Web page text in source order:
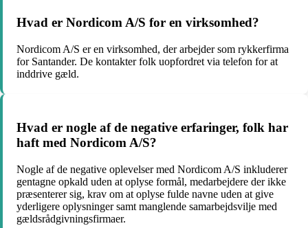
Hvad er Nordicom A/S for en virksomhed?
Nordicom A/S er en virksomhed, der arbejder som rykkerfirma
for Santander. De kontakter folk uopfordret via telefon for at
inddrive gæld.
Hvad er nogle af de negative erfaringer, folk har
haft med Nordicom A/S?
Nogle af de negative oplevelser med Nordicom A/S inkluderer
gentagne opkald uden at oplyse formål, medarbejdere der ikke
præsenterer sig, krav om at oplyse fulde navne uden at give
yderligere oplysninger samt manglende samarbejdsvilje med
gældsrådgivningsfirmaer.